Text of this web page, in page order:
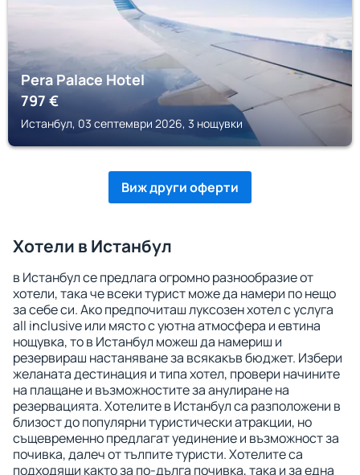
Pera Palace Hotel
797€
Истанбул, 03 септември 2026, 3 нощувки
Виж други оферти
Хотели в Истанбул
в Истанбул се предлага огромно разнообразие от
хотели, така че всеки турист може да намери по нещо
за себе си. Ако предпочиташ луксозен хотел с услуга
all inclusive или място с уютна атмосфера и евтина
нощувка, то в Истанбул можеш да намериш и
резервираш настаняване за всякакъв бюджет. Избери
желаната дестинация и типа хотел, провери начините
на плащане и възможностите за анулиране на
резервацията. Хотелите в Истанбул са разположени в
близост до популярни туристически атракции, но
същевременно предлагат уединение и възможност за
почивка, далеч от тълпите туристи. Хотелите са
подходящи както за по-дълга почивка, така и за една